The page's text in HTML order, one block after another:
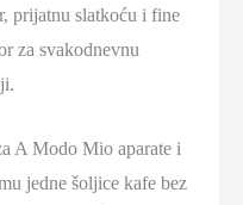
prijatnu slatkoću i fine
za svakodnevnu
A Modo Mio aparate i
jedne šoljice kafe bez